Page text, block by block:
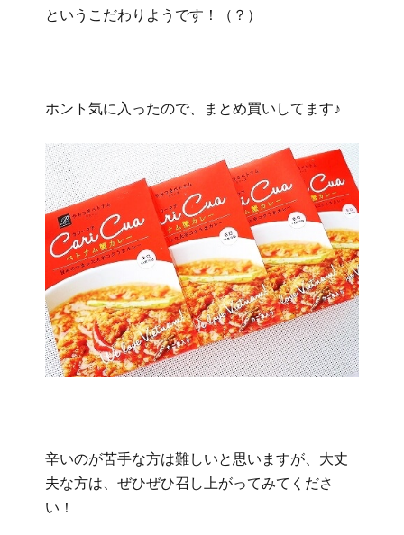
というこだわりようです！（？）
ホント気に入ったので、まとめ買いしてます♪
辛いのが苦手な方は難しいと思いますが、大丈
夫な方は、ぜひぜひ召し上がってみてくださ
い！